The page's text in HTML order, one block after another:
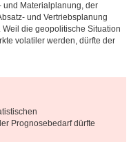
und Materialplanung, der
und Vertriebsplanung
die geopolitische Situation
volatiler werden, dürfte der
Prognosebedarf dürfte